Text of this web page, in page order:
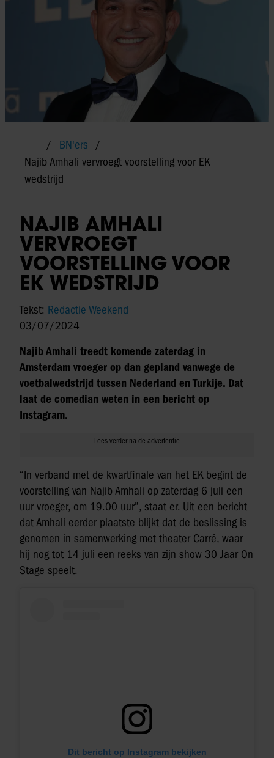
BN'ers
Najib Amhali vervroegt voorstelling voor EK
wedstrijd
NAJIB AMHALI
VERVROEGT
VOORSTELLING VOOR
EK WEDSTRIJD
Tekst: Redactie Weekend
03/07/2024
Najib Amhali treedt komende zaterdag in
Amsterdam vroeger op dan gepland vanwege de
voetbalwedstrijd tussen Nederland en Turkije. Dat
laat de comedian weten in een bericht op
Instagram.
“In verband met de kwartfinale van het EK begint de
voorstelling van Najib Amhali op zaterdag 6 juli een
uur vroeger, om 19.00 uur”, staat er. Uit een bericht
dat Amhali eerder plaatste blijkt dat de beslissing is
genomen in samenwerking met theater Carré, waar
hij nog tot 14 juli een reeks van zijn show 30 Jaar On
Stage speelt.
Dit bericht op Instagram bekijken